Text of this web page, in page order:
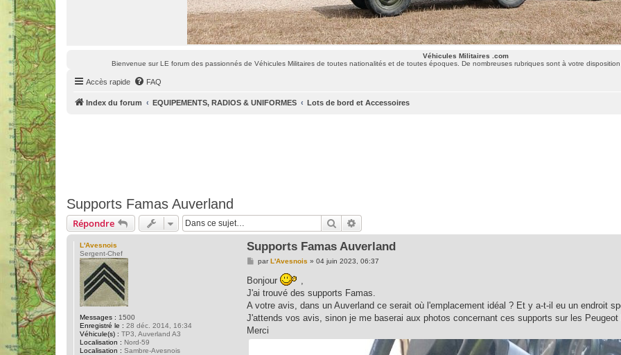
Véhicules Militaires .com
Bienvenue sur LE forum des passionnés de Véhicules Militaires de toutes nationalités et de toutes époques. De nombreuses rubriques sont à votre
Accès rapide FAQ
Index du forum EQUIPEMENTS, RADIOS & UNIFORMES Lots de bord et Accessoires
Supports Famas Auverland
Répondre Rechercher
L'Avesnois
Sergent-Chef
Messages : 1500
Enregistré le : 28 déc. 2014, 16:34
Véhicule(s) : TP3, Auverland A3
Localisation : Nord-59
Localisation : Sambre-Avesnois
Supports Famas Auverland
M
s
a
e
parL'Avesnois » 04 juin 2023, 06:37
Bonjour
J'ai trouvé des supports Famas.
A votre avis, dans un Auverland ce serait où l'emplacement idéal ? Et y a-t-il eu un endroit
J'attends vos avis, sinon je me baserai aux photos concernant ces supports sur les Peugeot
Merci